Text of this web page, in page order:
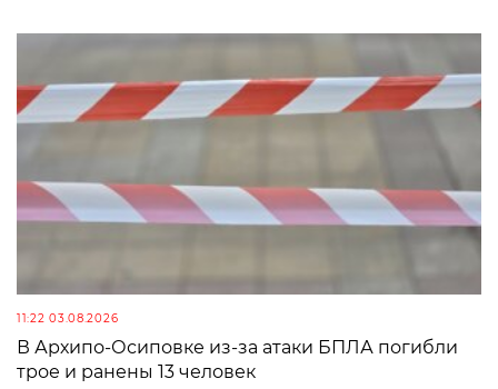
11:22 03.08.2026
В Архипо-Осиповке из-за атаки БПЛА погибли
трое и ранены 13 человек